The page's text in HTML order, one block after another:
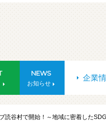
NEWS
お知らせ
企業
読谷村で開始！～地域に密着した